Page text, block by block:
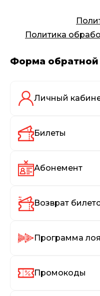
Политика
Форма обратной
Личный
Билеты
Абонемент
Возврат
Программа
Промокоды